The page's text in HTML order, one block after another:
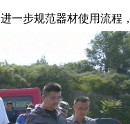
一步规范器材使用流程